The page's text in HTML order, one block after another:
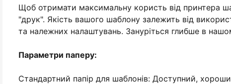
Щоб отримати максимальну користь від принтера
"друк". Якість вашого шаблону залежить від
та належних налаштувань. Зануріться глибше в
Параметри паперу:
Стандартний папір для шаблонів: Доступний,